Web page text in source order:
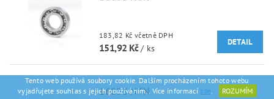
183,82 Kč včetně DPH
151,92 Kč/ ks
DETAIL
16003 NTN
Tento web používá soubory cookie. Dalším procházením tohoto webu
vyjadřujete souhlas s jejich používáním.. Více informací zde. ROZUMÍM